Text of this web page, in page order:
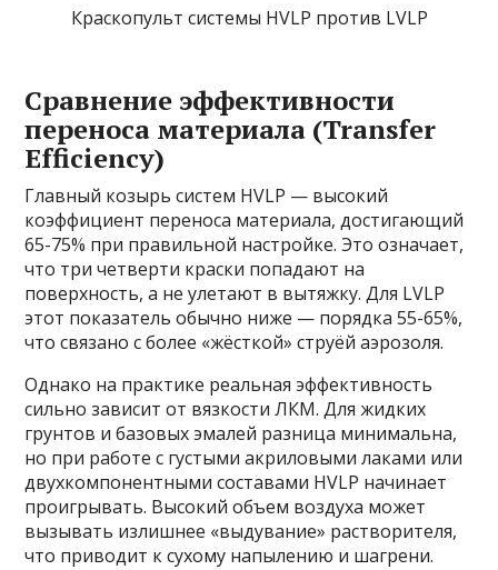
Краскопульт системы HVLP против LVLP
Сравнение эффективности
переноса материала (Transfer
Efficiency)
Главный козырь систем HVLP — высокий
коэффициент переноса материала, достигающий
65-75% при правильной настройке. Это означает,
что три четверти краски попадают на
поверхность, а не улетают в вытяжку. Для LVLP
этот показатель обычно ниже — порядка 55-65%,
что связано с более «жёсткой» струёй аэрозоля.
Однако на практике реальная эффективность
сильно зависит от вязкости ЛКМ. Для жидких
грунтов и базовых эмалей разница минимальна,
но при работе с густыми акриловыми лаками или
двухкомпонентными составами HVLP начинает
проигрывать. Высокий объем воздуха может
вызывать излишнее «выдувание» растворителя,
что приводит к сухому напылению и шагрени.